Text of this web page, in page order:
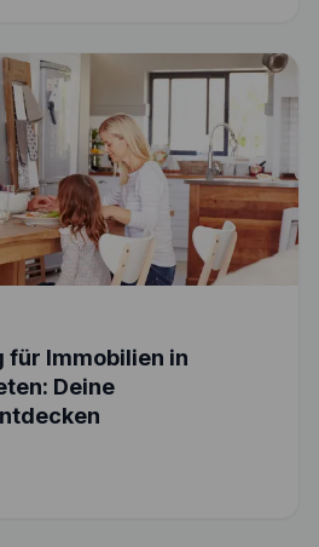
für Immobilien in
Deine